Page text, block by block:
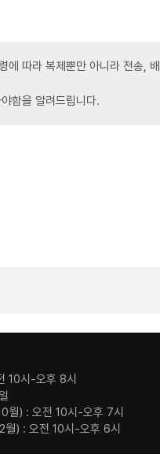
따라 복제뿐만 아니라 전송,
함을 알려드립니다.
10시-오후 8시
월) : 오전 10시-오후 7시
월) : 오전 10시-오후 6시